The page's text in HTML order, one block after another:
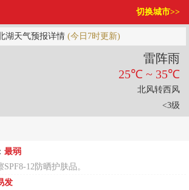
切换城市>>
湖天气预报详情(今日7时更新)
雷阵雨
25℃ ~ 35℃
北风转西风
<3级
最弱
12防晒护肤品。
发